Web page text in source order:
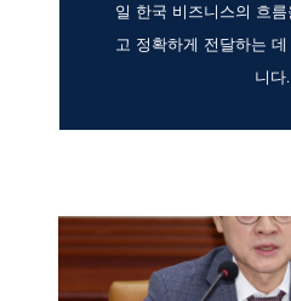
일 한국 비즈니스의 흐
고 정확하게 전달하는
니다.